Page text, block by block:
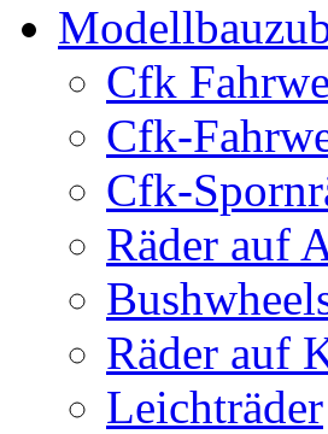
Cfk
Cfk-
Cfk-
Räder auf
Räder auf
Leichträder